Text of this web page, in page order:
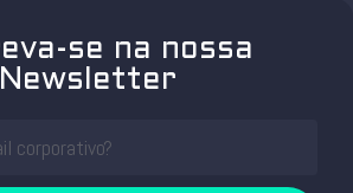
se na nossa
Newsletter